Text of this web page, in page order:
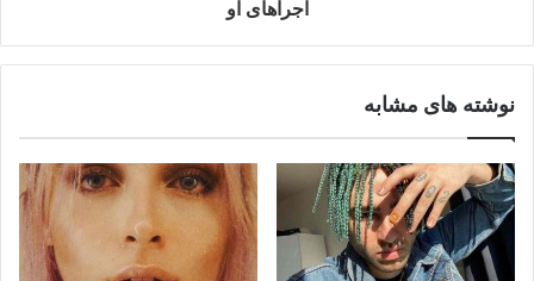
اجراهای او
نوشته های مشابه